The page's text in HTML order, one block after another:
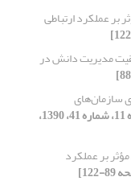
بر عملکرد ارتباطی
مدیریت دانش در
سازمان‌های
[دوره 11، شماره 41، 1390،
بر عملکرد